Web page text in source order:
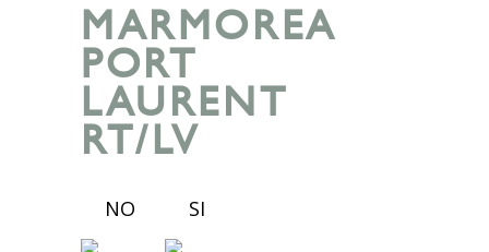
MARMOREA
PORT
LAURENT
RT/LV
NO SI